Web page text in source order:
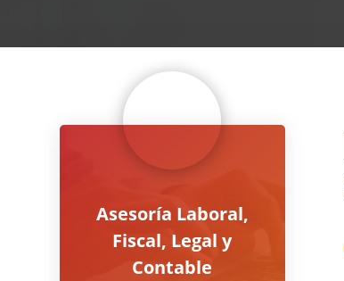
Asesoría Laboral,
Fiscal, Legal y
Contable